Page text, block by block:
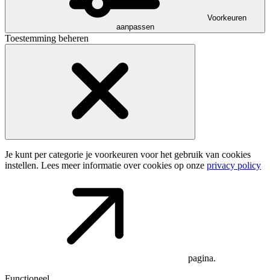
Voorkeuren
aanpassen
Toestemming beheren
Je kunt per categorie je voorkeuren voor het gebruik van cookies
instellen. Lees meer informatie over cookies op onze privacy policy
pagina.